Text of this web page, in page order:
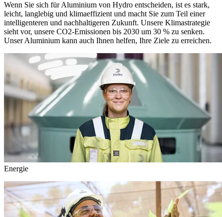
Wenn Sie sich für Aluminium von Hydro entscheiden, ist es stark,
leicht, langlebig und klimaeffizient und macht Sie zum Teil einer
intelligenteren und nachhaltigeren Zukunft. Unsere Klimastrategie
sieht vor, unsere CO2-Emissionen bis 2030 um 30 % zu senken.
Unser Aluminium kann auch Ihnen helfen, Ihre Ziele zu erreichen.
Energie